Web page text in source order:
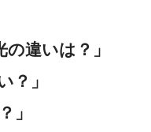
の違いは ？」
？」
」